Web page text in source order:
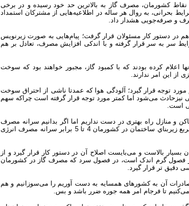
کشورمان، مصرف گاز به بالاترین حد خود رسیده و در برخی
به روال هر ساله در اطلاعیه‌هایی از مشترکان استمداد
و صرفه‌جویی هشدار داد.
در دستور کار مسئولان قرار گرفت؛ پیام‌هایی به صورت زیرنویس
سر به سر قرار گرفته و با اندکی افزایش مصرف، تعادل بر هم
اعلام کرده بودند که با کمبود گاز، مجبور خواهند بود که سوخت
از این امر ندارند.
توجه قرار گیرد؛ آلودگی هوا که عمدتا ناشی از احتراق سوخت
می‌شود اما کمتر مورد توجه قرار گرفته است چراکه سهم
است.
و منازل راه بهتری در دست نداریم اما اگر بدانیم سرانه مصرف
گاز در ایران پنج برابر متوسط دنياست و سرانه مصرف انرژي به ازاي هر متر مربع زيربناي ساختمان در کشورمان 4 تا 5 برابر سرانه مصرف انرژی
بالاست و می‌بایست اصلاح آن در دستور کار قرار گیرد و از
فصول گرم اندک است، در فصول سرد که مصرف گاز در کشورمان
دقیق تر قرار گیرد.
آن به کشورهای همسایه به دست آوریم را می‌سوزانیم و هم
تا فرجام امر همه جوره ضرر باشد و بس.